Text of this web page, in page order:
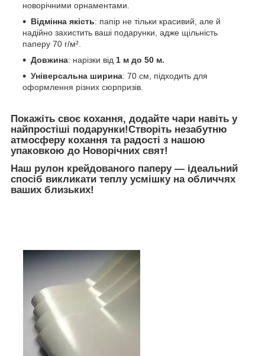
новорічними орнаментами.
Відмінна якість: папір не тільки красивий, але й
надійно захистить ваші подарунки, адже щільність
паперу 70 г/м².
Довжина: нарізки від 1 м до 50 м.
Універсальна ширина: 70 см, підходить для
оформлення різних сюрпризів.
Покажіть своє кохання, додайте чари навіть у
найпростіші подарунки!Створіть незабутню
атмосферу кохання та радості з нашою
упаковкою до Новорічних свят!
Наш рулон крейдованого паперу — ідеальний
спосіб викликати теплу усмішку на обличчях
ваших близьких!